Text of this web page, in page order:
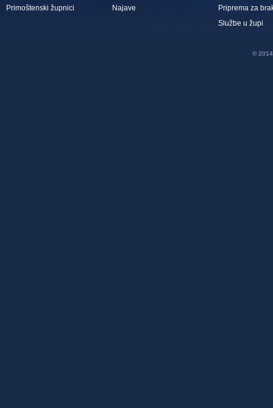
Primoštenski župnici
Najave
Priprema za
Službe u župi
© 2014